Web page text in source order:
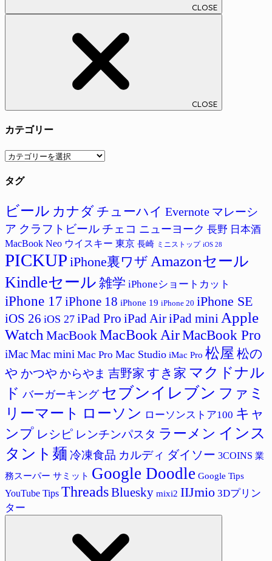
CLOSE
CLOSE
カテゴリー
カ
ゴ
ー
タグ
ビール カナダ チューハイ Evernote マレーシ
ア クラフトビール チェコ ニューヨーク 長野 日本酒
MacBook Neo ウイスキー 東京 長崎 ミニストップ iOS 28
PICKUP iPhone裏ワザ Amazonセール
Kindleセール 雑学 iPhoneショートカット
iPhone 17 iPhone 18 iPhone 19 iPhone 20 iPhone SE
iOS 26 iOS 27 iPad Pro iPad AiriPad mini Apple
Watch MacBookMacBook AirMacBook Pro
iMacMac mini Mac Pro Mac Studio iMac Pro 松屋 松の
や かつや からやま 吉野家 すき家 マクドナル
ド バーガーキング セブンイレブン ファミ
リーマート ローソン ローソンストア100 キャ
ンプ レシピ レンチンパスタ ラーメン インス
タント麺 冷凍食品 カルディ ダイソー 3COINS 業
務スーパー サミット Google Doodle Google Tips
YouTube Tips ThreadsBluesky mixi2 IIJmio 3Dプリン
ター